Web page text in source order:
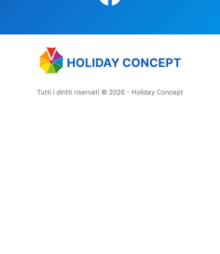
HOLIDAY CONCEPT
Tutti i diritti riservati © 2026 - Holiday Concept